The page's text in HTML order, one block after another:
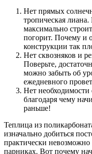
Нет прямых
тропическая лиана.
максимально
погорит. Почему и
конструкции так
Нет сквозняков и
Поверьте,
можно забыть об
ежедневного
Нет необходимости
благодаря чему
раньше!
Теплица из
изначально добиться
практически
парниках. Вот почему